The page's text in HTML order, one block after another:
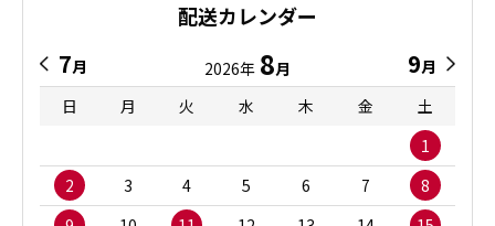
配送カレンダー
7月 2026年 8月 9月
日
月 火 水 木 金
土
1
2
3 4 5 6 7
8